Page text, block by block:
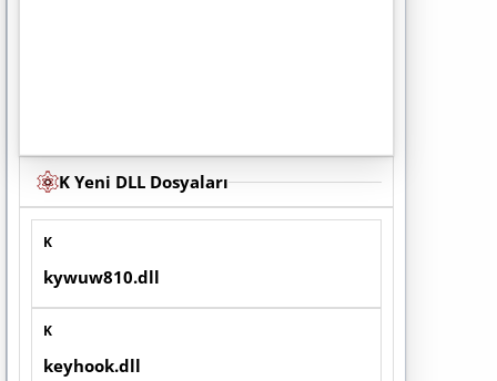
K Yeni DLL Dosyaları
K
kywuw810.dll
K
keyhook.dll